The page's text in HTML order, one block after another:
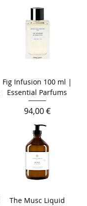
Fig Infusion 100 ml |
Essential Parfums
Prix
94,00 €
The Musc Liquid